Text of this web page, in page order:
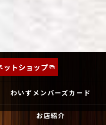
ットショップ
わいずメンバーズカード
お店紹介